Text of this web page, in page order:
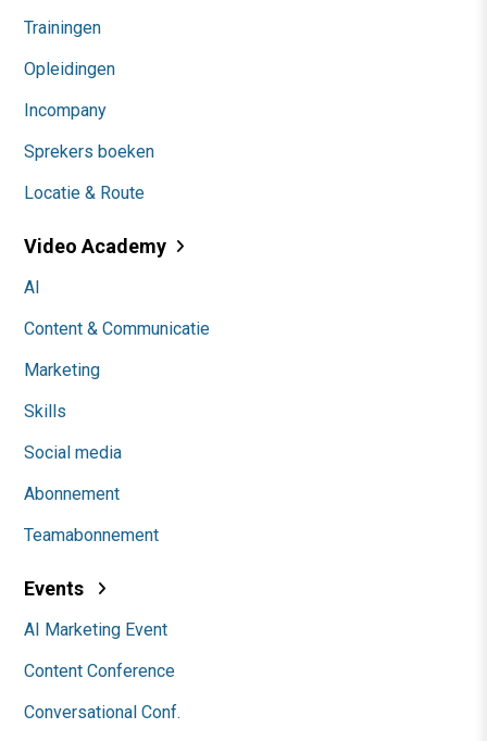
Trainingen
Opleidingen
Incompany
Sprekers boeken
Locatie & Route
Video Academy
AI
Content & Communicatie
Marketing
Skills
Social media
Abonnement
Teamabonnement
Events
AI Marketing Event
Content Conference
Conversational Conf.